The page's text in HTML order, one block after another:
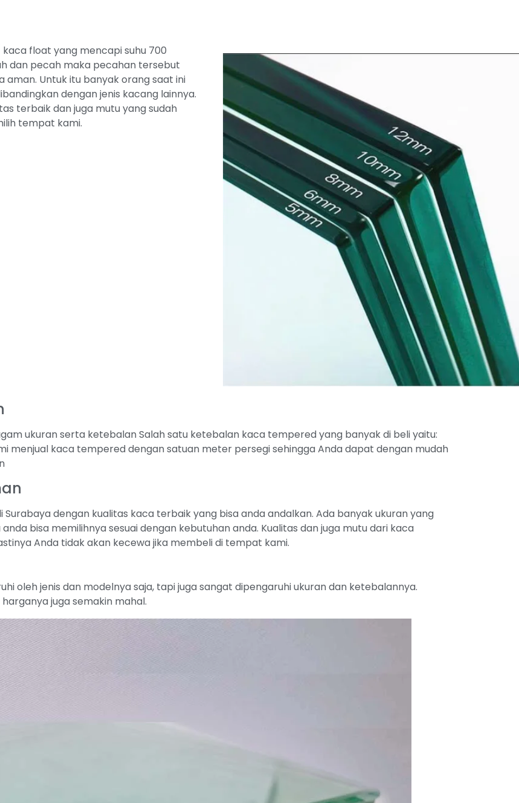
float yang mencapi suhu 700
dan pecah maka pecahan tersebut
Untuk itu banyak orang saat ini
dengan jenis kacang lainnya.
terbaik dan juga mutu yang sudah
tempat kami.
ukuran serta ketebalan Salah satu ketebalan kaca tempered yang banyak di beli yaitu:
menjual kaca tempered dengan satuan meter persegi sehingga Anda dapat dengan mudah
dengan kualitas kaca terbaik yang bisa anda andalkan. Ada banyak ukuran yang
bisa memilihnya sesuai dengan kebutuhan anda. Kualitas dan juga mutu dari kaca
Anda tidak akan kecewa jika membeli di tempat kami.
oleh jenis dan modelnya saja, tapi juga sangat dipengaruhi ukuran dan ketebalannya.
juga semakin mahal.